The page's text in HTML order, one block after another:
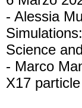
- Alessia
Science
- Marco
X17